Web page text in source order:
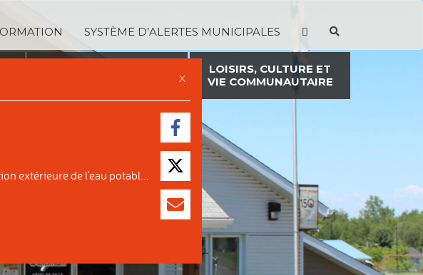
SYSTÈME D’ALERTES MUNICIPALES
LOISIRS, CULTURE ET
VIE COMMUNAUTAIRE
X
extérieure de l'eau potabl...